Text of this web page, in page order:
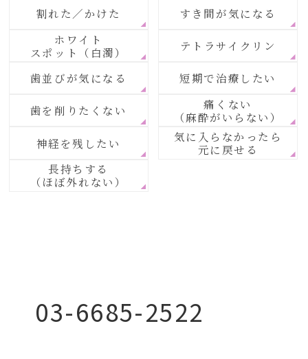
割れた／かけた
すき間が気になる
ホワイト
スポット（白濁）
テトラサイクリン
歯並びが気になる 短期で治療したい
歯を削りたくない
痛くない
（麻酔がいらない）
神経を残したい
気に入らなかったら
元に戻せる
長持ちする
（ほぼ外れない）
03-6685-2522